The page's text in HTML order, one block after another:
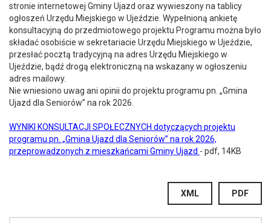
stronie internetowej Gminy Ujazd oraz wywieszony na tablicy
ogłoszeń Urzędu Miejskiego w Ujeździe. Wypełnioną ankietę
konsultacyjną do przedmiotowego projektu Programu można było
składać osobiście w sekretariacie Urzędu Miejskiego w Ujeździe,
przesłać pocztą tradycyjną na adres Urzędu Miejskiego w
Ujeździe, bądź drogą elektroniczną na wskazany w ogłoszeniu
adres mailowy.
Nie wniesiono uwag ani opinii do projektu programu pn. „Gmina
Ujazd dla Seniorów” na rok 2026.
WYNIKI KONSULTACJI SPOŁECZNYCH dotyczących projektu
programu pn. „Gmina Ujazd dla Seniorów” na rok 2026,
przeprowadzonych z mieszkańcami Gminy Ujazd - pdf, 14KB
PDF
XML